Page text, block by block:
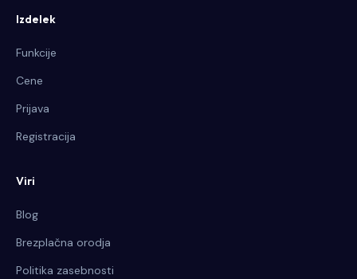
Izdelek
Funkcije
Cene
Prijava
Registracija
Viri
Blog
Brezplačna orodja
Politika zasebnosti